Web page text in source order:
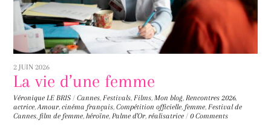
2 JUIN 2026
La vie d’une femme
Véronique LE BRIS / Cannes,Festivals,Films,Mon blog,Rencontres 2026,
actrice,Amour,cinéma français,Compétition officielle, femme,Festival de
Cannes, film de femme,héroïne,Palme d'Or,réalisatrice / 0 Comments